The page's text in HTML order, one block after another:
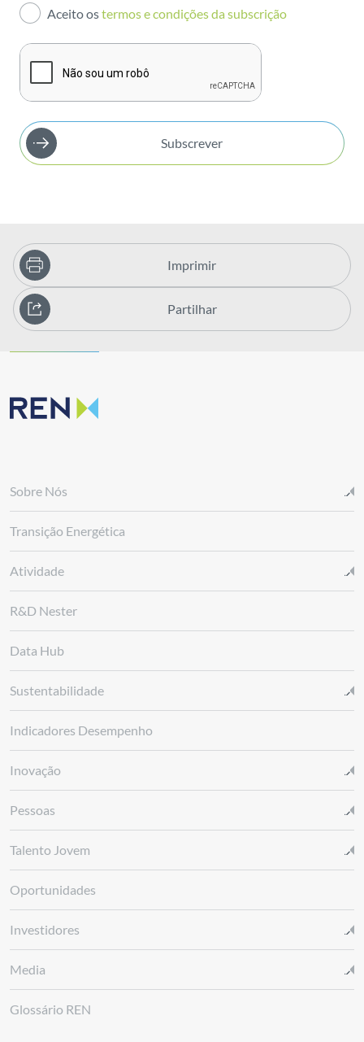
Publicações
Aceito ostermos e condições da subscrição
Subscrever
Imprimir
Partilhar
Sobre Nós
Transição Energética
Atividade
R&D Nester
Data Hub
Sustentabilidade
Indicadores Desempenho
Inovação
Pessoas
Talento Jovem
Oportunidades
Investidores
Media
Glossário REN